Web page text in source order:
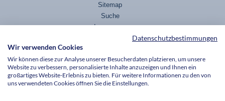
Sitemap
Suche
Impressum
Die v. Bodelschwinghschen Stiftungen Bethel sind wegen Förderung mildtätiger,
kirchlicher und als besonders förderungswürdig anerkannter gemeinnütziger Zwecke
nach dem Freistellungsbescheid bzw. nach der Anlage zum Körperschaftsteuerbescheid
Datenschutzbestimmungen
Wir verwenden Cookies
Wir können diese zur Analyse unserer Besucherdaten platzieren, um unsere
Website zu verbessern, personalisierte Inhalte anzuzeigen und Ihnen ein
großartiges Website-Erlebnis zu bieten. Für weitere Informationen zu den von
uns verwendeten Cookies öffnen Sie die Einstellungen.